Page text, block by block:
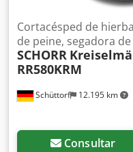
Schüttorf 12.195 km
Cortacésped de
de peine, segadora
SCHORR
RR580KRM
Consultar